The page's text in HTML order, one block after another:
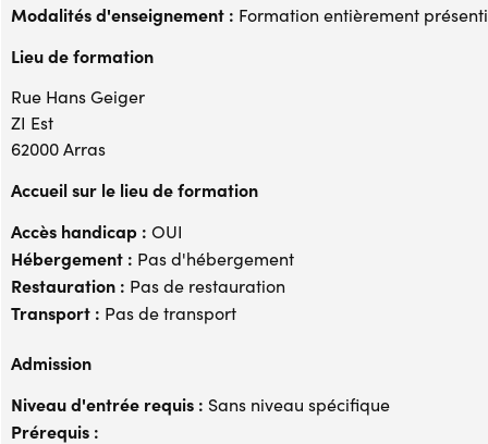
Modalités d'enseignement : Formation entièrement
Lieu de formation
Rue Hans Geiger
ZI Est
62000 Arras
Accueil sur le lieu de formation
Accès handicap : OUI
Hébergement : Pas d'hébergement
Restauration : Pas de restauration
Transport : Pas de transport
Admission
Niveau d'entrée requis : Sans niveau spécifique
Prérequis :